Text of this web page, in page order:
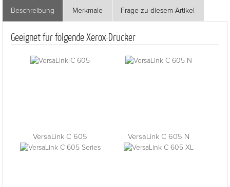
Beschreibung Merkmale Frage zu diesem Artikel
Geeignet für folgende Xerox-Drucker
VersaLink C 605 VersaLink C 605 N